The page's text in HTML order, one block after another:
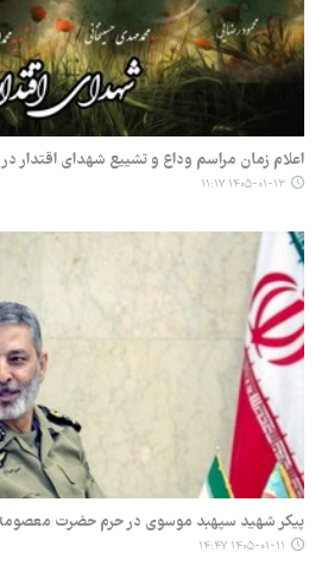
اعلام زمان مراسم وداع و تشییع شهدای اقتدار
۱۴۰۵-۰۱-۱۳ ۱۱:۱۷
پیکر شهید سپهبد موسوی در حرم حضرت
۱۴۰۵-۰۱-۱۱ ۱۴:۴۷